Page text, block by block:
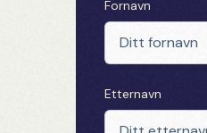
Fornavn
Etternavn